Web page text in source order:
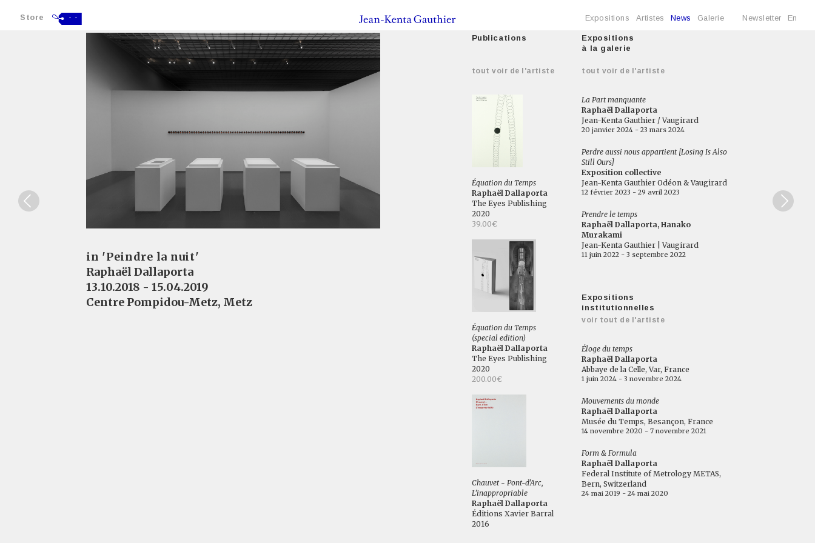
Store - - Expositions Artistes News Galerie Newsletter En
in 'Peindre la nuit'
Raphaël Dallaporta
13.10.2018 - 15.04.2019
Centre Pompidou-Metz, Metz
Publications
tout voir de l'artiste
Équation du Temps
Raphaël Dallaporta
The Eyes Publishing
2020
39.00€
Équation du Temps
(special edition)
Raphaël Dallaporta
The Eyes Publishing
2020
200.00€
Chauvet - Pont-d'Arc,
L'inappropriable
Raphaël Dallaporta
Éditions Xavier Barral
2016
Expositions
à la galerie
tout voir de l'artiste
La Part manquante
Raphaël Dallaporta
Jean-Kenta Gauthier / Vaugirard
20 janvier 2024 - 23 mars 2024
Perdre aussi nous appartient [Losing Is Also
Still Ours]
Exposition collective
Jean-Kenta Gauthier Odéon & Vaugirard
12 février 2023 - 29 avril 2023
Prendre le temps
Raphaël Dallaporta, Hanako
Murakami
Jean-Kenta Gauthier | Vaugirard
11 juin 2022 - 3 septembre 2022
Expositions
institutionnelles
voir tout de l'artiste
Éloge du temps
Raphaël Dallaporta
Abbaye de la Celle, Var, France
1 juin 2024 - 3 novembre 2024
Mouvements du monde
Raphaël Dallaporta
Musée du Temps, Besançon, France
14 novembre 2020 - 7 novembre 2021
Form & Formula
Raphaël Dallaporta
Federal Institute of Metrology METAS,
Bern, Switzerland
24 mai 2019 - 24 mai 2020